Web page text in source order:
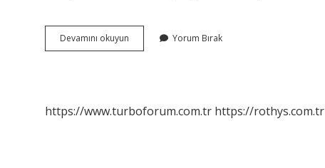
Devamını okuyun Müzisyen
Ne
Yorum Bırak
https://www.turboforum.com.tr https://rothys.com.tr